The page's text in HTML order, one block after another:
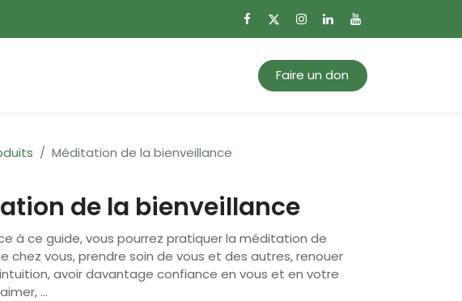
Faire un don
Méditation de la bienveillance
de la bienveillance
à ce guide, vous pourrez pratiquer la méditation de
chez vous, prendre soin de vous et des autres, renouer
avoir davantage confiance en vous et en votre
...